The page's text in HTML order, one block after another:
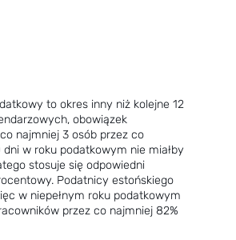
to okres inny niż kolejne 12
obowiązek
najmniej 3 osób przez co
w roku podatkowym nie miałby
stosuje się odpowiedni
Podatnicy estońskiego
w niepełnym roku podatkowym
przez co najmniej 82%